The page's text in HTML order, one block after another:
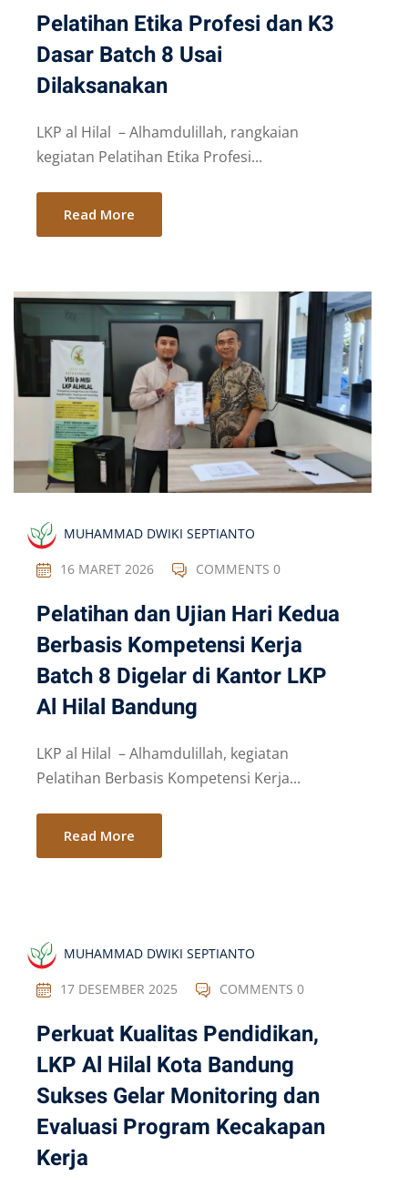
Pelatihan Etika Profesi dan K3
Dasar Batch 8 Usai
Dilaksanakan
LKP al Hilal – Alhamdulillah, rangkaian
kegiatan Pelatihan Etika Profesi...
Read More
MUHAMMAD DWIKI SEPTIANTO
16 MARET 2026 COMMENTS 0
Pelatihan dan Ujian Hari Kedua
Berbasis Kompetensi Kerja
Batch 8 Digelar di Kantor LKP
Al Hilal Bandung
LKP al Hilal – Alhamdulillah, kegiatan
Pelatihan Berbasis Kompetensi Kerja...
Read More
MUHAMMAD DWIKI SEPTIANTO
17 DESEMBER 2025 COMMENTS 0
Perkuat Kualitas Pendidikan,
LKP Al Hilal Kota Bandung
Sukses Gelar Monitoring dan
Evaluasi Program Kecakapan
Kerja